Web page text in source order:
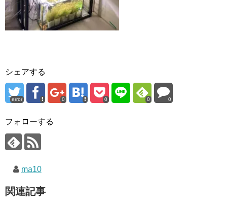
シェアする
error 0 0 0 0
フォローする
ma10
関連記事